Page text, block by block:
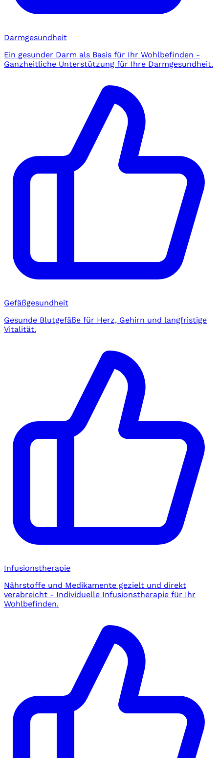
Darmgesundheit
Ein gesunder Darm als Basis für Ihr Wohlbefinden -
Ganzheitliche Unterstützung für Ihre Darmgesundheit.
Gefäßgesundheit
Gesunde Blutgefäße für Herz, Gehirn und langfristige
Vitalität.
Infusionstherapie
Nährstoffe und Medikamente gezielt und direkt
verabreicht - Individuelle Infusionstherapie für Ihr
Wohlbefinden.